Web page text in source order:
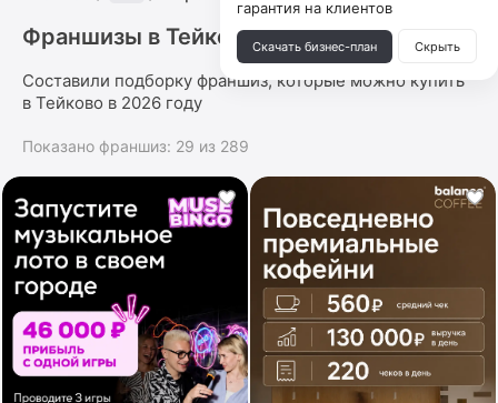
Франшизы в Тейково
Составили подборку франшиз, которые можно купить
в Тейково в 2026 году
Показано франшиз: 29 из 289
гарантия на клиентов
Скачать бизнес-план Скрыть